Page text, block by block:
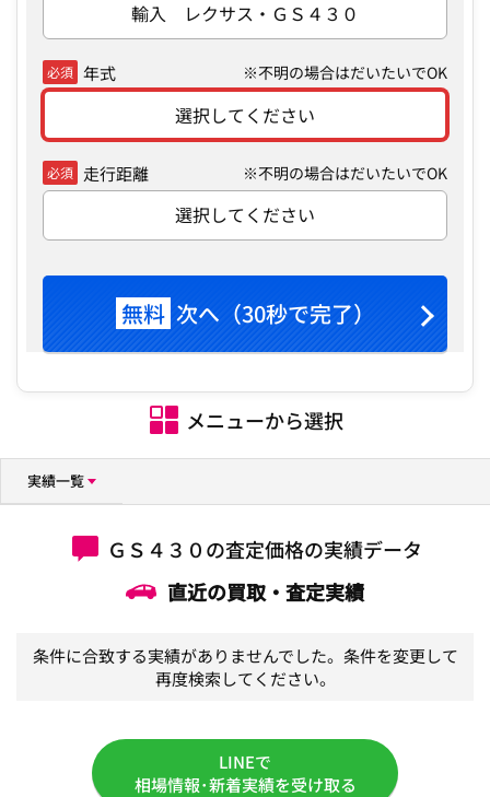
輸入 レクサス・ＧＳ４３０
必須 年式 ※不明の場合はだいたいでOK
選択してください
必須 走行距離 ※不明の場合はだいたいでOK
選択してください
無料 次へ（30秒で完了）
メニューから選択
実績一覧
ＧＳ４３０の査定価格の実績データ
直近の買取・査定実績
条件に合致する実績がありませんでした。条件を変更して
再度検索してください。
LINEで
相場情報･新着実績を受け取る